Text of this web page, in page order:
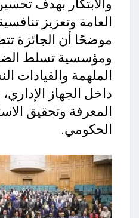
والابتكار بهدف
العامة وتعزيز
موضحًا أن الجائزة
ومؤسسية تسلط
الملهمة والقيادات
داخل الجهاز
المعرفة وتحقيق
الحكومي.